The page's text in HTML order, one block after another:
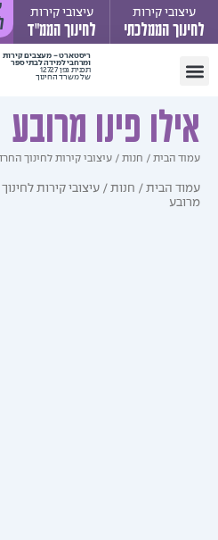
קירות
הממלכתי
עיצובי קירות
לחינוך הממ"ד
עיצובי
לחינוך
ריסטארט - מעצבים קירות
ומרחבי למידה לבתי ספר
של משרד החינוך
פינו מרובע
הבית/ חנות/ עיצובי קירות לחינוך החרדי/
הבית/חנות / עיצובי קירות לחינוך החרדי